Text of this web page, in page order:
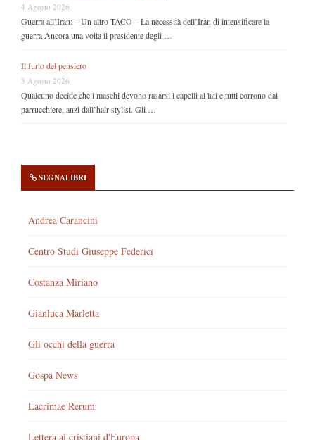
4 Agosto 2026
Guerra all’Iran: – Un altro TACO – La necessità dell’Iran di intensificare la
guerra Ancora una volta il presidente degli …
Il furto del pensiero
3 Agosto 2026
Qualcuno decide che i maschi devono rasarsi i capelli ai lati e tutti corrono dal
parrucchiere, anzi dall’hair stylist. Gli …
SEGNALIBRI
Andrea Carancini
Centro Studi Giuseppe Federici
Costanza Miriano
Gianluca Marletta
Gli occhi della guerra
Gospa News
Lacrimae Rerum
Lettera ai cristiani d'Europa